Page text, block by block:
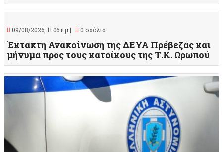
09/08/2026, 11:06 πμ | 0 σχόλια
Έκτακτη Ανακοίνωση της ΔΕΥΑ Πρέβεζας και
μήνυμα προς τους κατοίκους της Τ.Κ. Ωρωπού